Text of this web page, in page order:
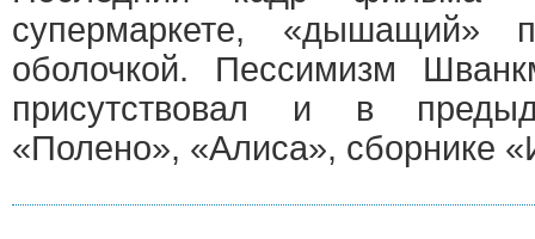
супермаркете, «дышащий»
оболочкой. Пессимизм
присутствовал и в
«Полено», «Алиса», сборнике